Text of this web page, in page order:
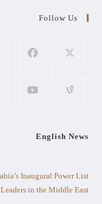
Follow Us
English News
Inaugural Power List
in the Middle East